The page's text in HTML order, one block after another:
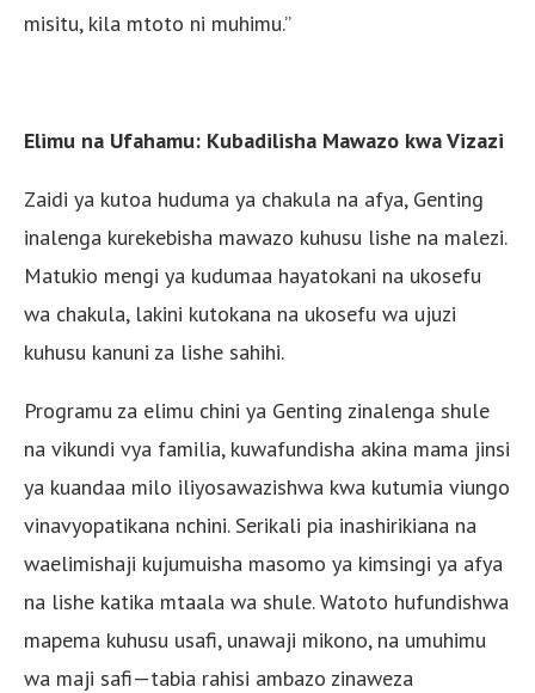
misitu, kila mtoto ni muhimu.”
Elimu na Ufahamu: Kubadilisha Mawazo kwa Vizazi
Zaidi ya kutoa huduma ya chakula na afya, Genting
inalenga kurekebisha mawazo kuhusu lishe na malezi.
Matukio mengi ya kudumaa hayatokani na ukosefu
wa chakula, lakini kutokana na ukosefu wa ujuzi
kuhusu kanuni za lishe sahihi.
Programu za elimu chini ya Genting zinalenga shule
na vikundi vya familia, kuwafundisha akina mama jinsi
ya kuandaa milo iliyosawazishwa kwa kutumia viungo
vinavyopatikana nchini. Serikali pia inashirikiana na
waelimishaji kujumuisha masomo ya kimsingi ya afya
na lishe katika mtaala wa shule. Watoto hufundishwa
mapema kuhusu usafi, unawaji mikono, na umuhimu
wa maji safi—tabia rahisi ambazo zinaweza